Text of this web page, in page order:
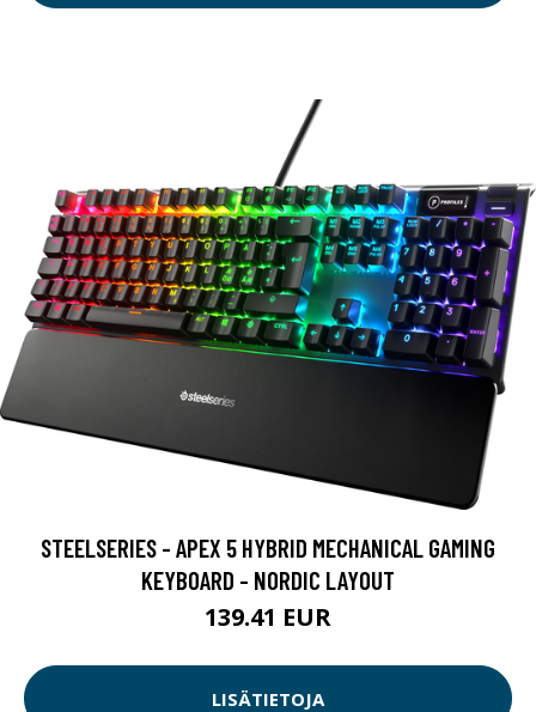
STEELSERIES - APEX 5 HYBRID MECHANICAL GAMING
KEYBOARD - NORDIC LAYOUT
139.41 EUR
LISÄTIETOJA